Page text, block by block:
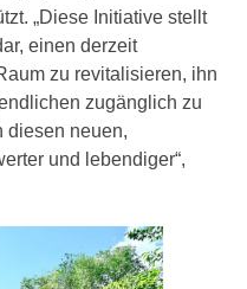
„Diese Initiative stellt
einen derzeit
zu revitalisieren, ihn
zugänglich zu
diesen neuen,
und lebendiger“,